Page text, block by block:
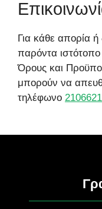
Για κάθε απορία ή
παρόντα
Όρους και
μπορούν να
τηλέφωνο